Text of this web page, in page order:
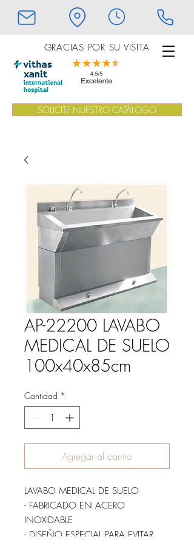
GRACIAS POR SU VISITA
SOLICITE NUESTRO CATÁLOGO
AP-22200 LAVABO
MEDICAL DE SUELO
100x40x85cm
Cantidad *
Agregar al carrito
LAVABO MEDICAL DE SUELO
- FABRICADO EN ACERO
INOXIDABLE
- DISEÑO ESPECIAL PARA EVITAR